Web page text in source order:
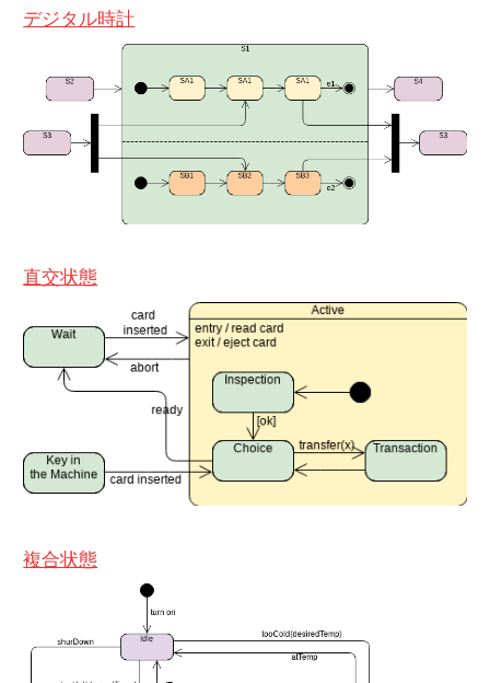
デジタル時計
直交状態
複合状態